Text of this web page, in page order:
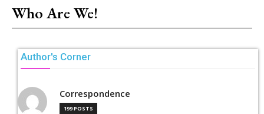
Who Are We!
Author's Corner
Correspondence
199 POSTS